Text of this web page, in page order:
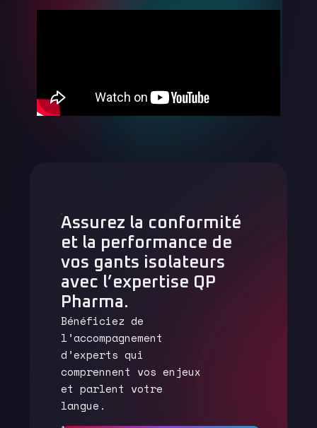
Assurez la conformité
et la performance de
vos gants isolateurs
avec l’expertise QP
Pharma.
Bénéficiez de
l’accompagnement
d’experts qui
comprennent vos enjeux
et parlent votre
langue.